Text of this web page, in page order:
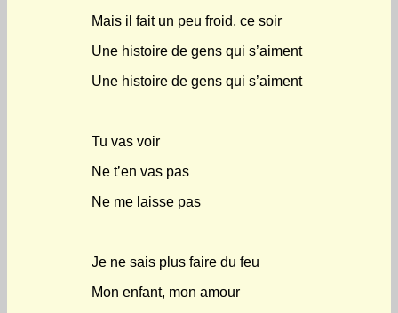
Mais il fait un peu froid, ce soir
Une histoire de gens qui s’aiment
Une histoire de gens qui s’aiment
Tu vas voir
Ne t’en vas pas
Ne me laisse pas
Je ne sais plus faire du feu
Mon enfant, mon amour